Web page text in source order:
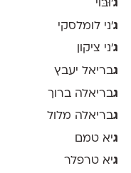
ג'וּבּוֹי
ג׳ני לומלסקי
ג׳ני ציקון
גבריאל יעבץ
גבריאלה ברוך
גבריאלה מלול
גיא טמם
גיא טרפלר